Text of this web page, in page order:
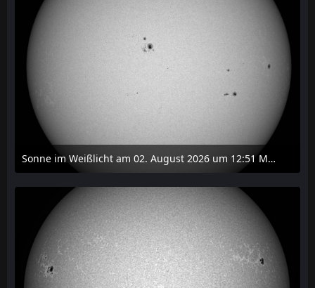
Sonne im Weißlicht am 02. August 2026 um 12:51 MESZ
2. August 2026 um 16:37